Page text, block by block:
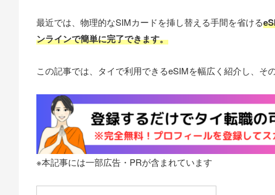
最近では、物理的なSIMカードを挿し替える手間を省ける
ンラインで簡単に完了できます。
この記事では、タイで利用できるeSIMを幅広く紹介し、そ
※本記事には一部広告・PRが含まれています